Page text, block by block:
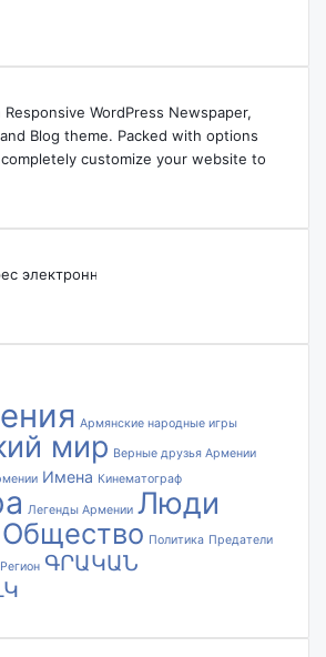
Responsive WordPress Newspaper,
Blog theme. Packed with options
customize your website to
Армянские народные игры
мир Верные друзья Армении
Имена Кинематограф
Легенды Армении Люди
Общество Политика Предатели
Регион ԳՐԱԿԱՆ